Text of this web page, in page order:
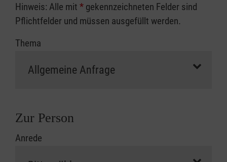
Hinweis: Alle mit * gekennzeichneten Felder sind
Pflichtfelder und müssen ausgefüllt werden.
Thema
Zur Person
Anrede